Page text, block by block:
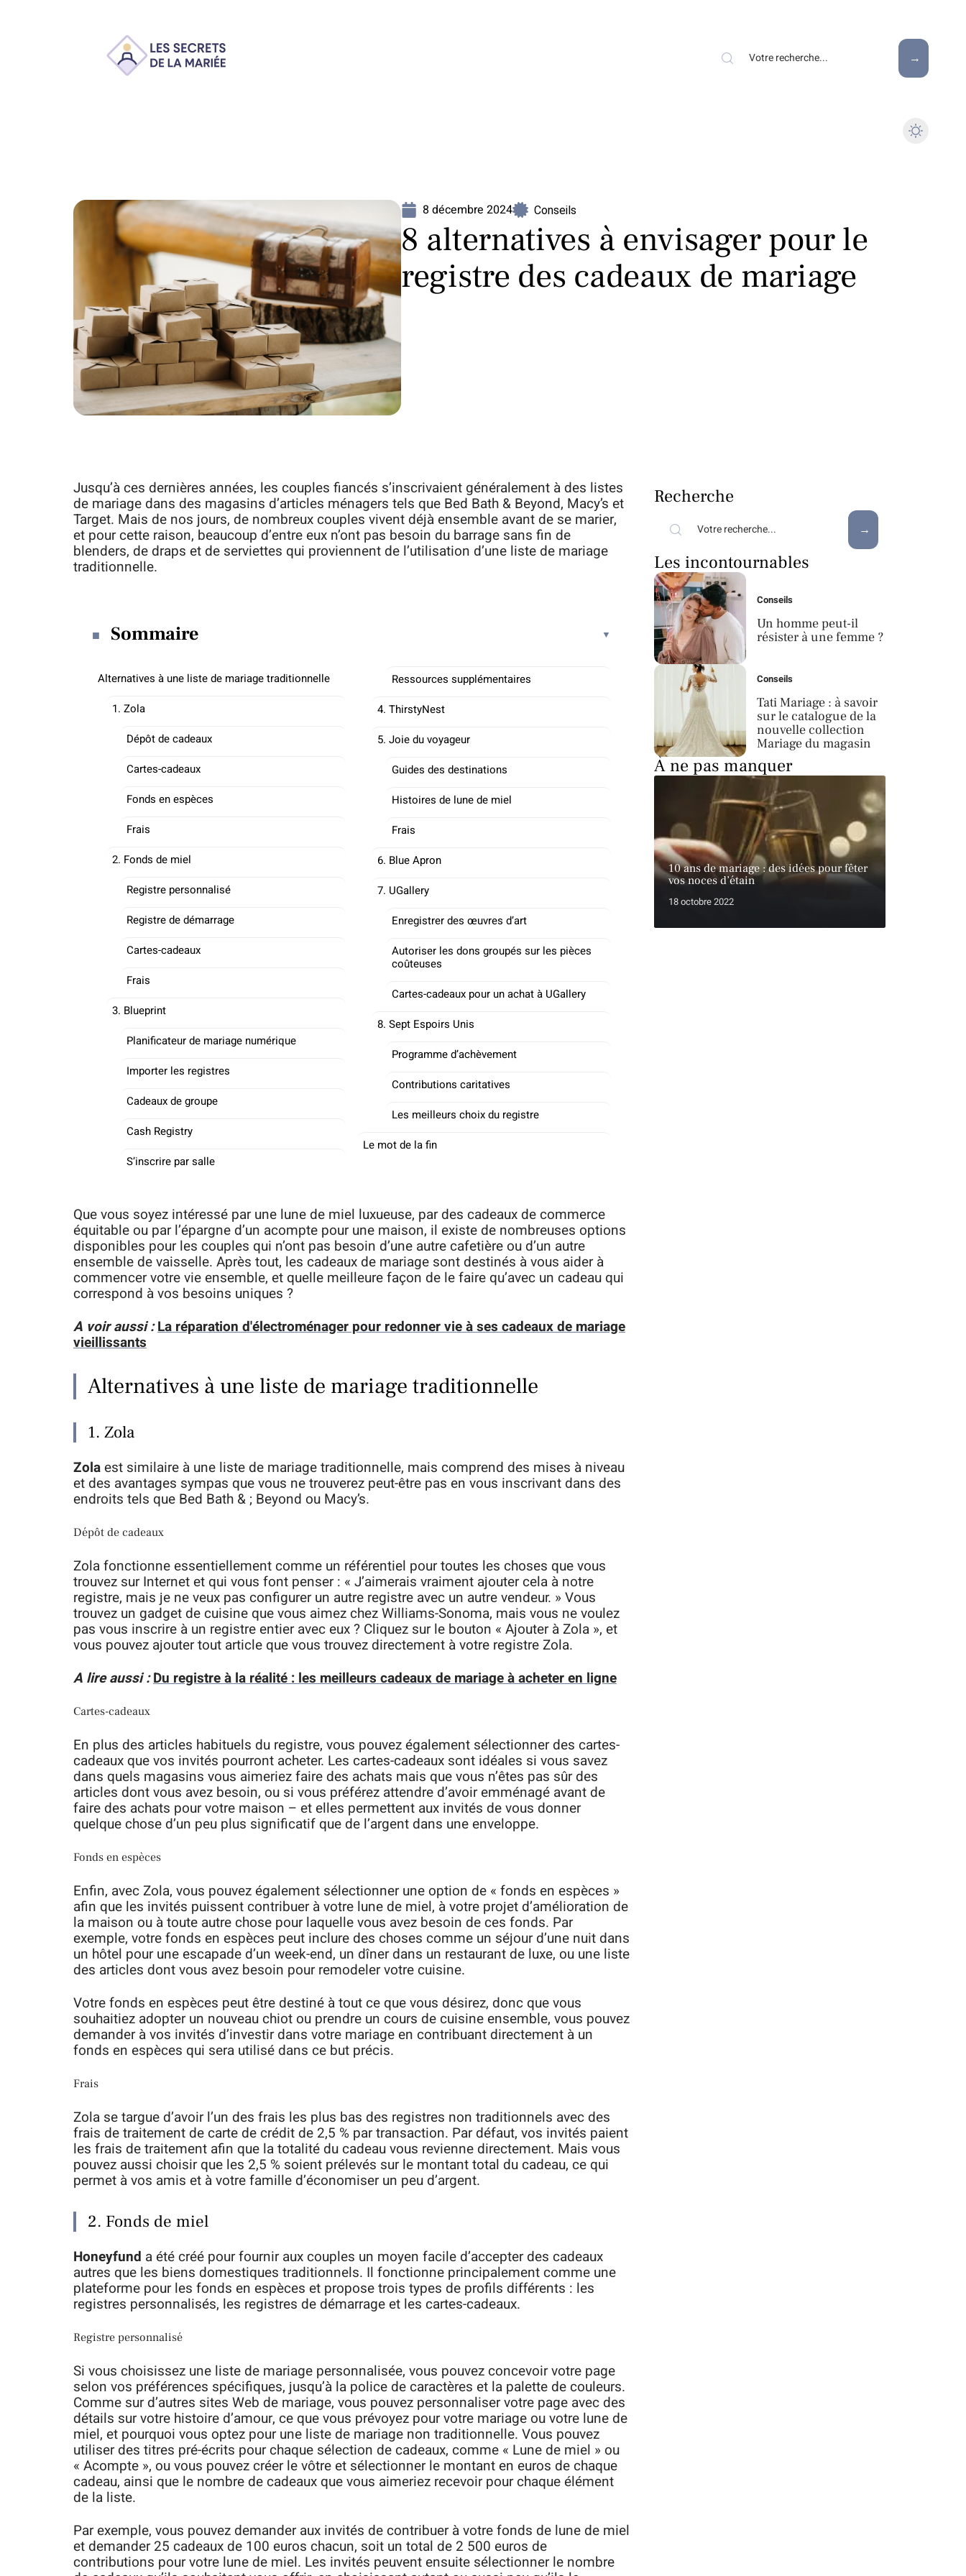
8 décembre 2024 Conseils
8 alternatives à envisager pour le
registre des cadeaux de mariage
Jusqu’à ces dernières années, les couples fiancés s’inscrivaient généralement à des listes
de mariage dans des magasins d’articles ménagers tels que Bed Bath & Beyond, Macy’s et
Target. Mais de nos jours, de nombreux couples vivent déjà ensemble avant de se marier,
et pour cette raison, beaucoup d’entre eux n’ont pas besoin du barrage sans fin de
blenders, de draps et de serviettes qui proviennent de l’utilisation d’une liste de mariage
traditionnelle.
Sommaire
Alternatives à une liste de mariage traditionnelle
1. Zola
Dépôt de cadeaux
Cartes-cadeaux
Fonds en espèces
Frais
2. Fonds de miel
Registre personnalisé
Registre de démarrage
Cartes-cadeaux
Frais
3. Blueprint
Planificateur de mariage numérique
Importer les registres
Cadeaux de groupe
Cash Registry
S’inscrire par salle
Ressources supplémentaires
4. ThirstyNest
5. Joie du voyageur
Guides des destinations
Histoires de lune de miel
Frais
6. Blue Apron
7. UGallery
Enregistrer des œuvres d’art
Autoriser les dons groupés sur les pièces
coûteuses
Cartes-cadeaux pour un achat à UGallery
8. Sept Espoirs Unis
Programme d’achèvement
Contributions caritatives
Les meilleurs choix du registre
Le mot de la fin
Que vous soyez intéressé par une lune de miel luxueuse, par des cadeaux de commerce
équitable ou par l’épargne d’un acompte pour une maison, il existe de nombreuses options
disponibles pour les couples qui n’ont pas besoin d’une autre cafetière ou d’un autre
ensemble de vaisselle. Après tout, les cadeaux de mariage sont destinés à vous aider à
commencer votre vie ensemble, et quelle meilleure façon de le faire qu’avec un cadeau qui
correspond à vos besoins uniques ?
A voir aussi :La réparation d'électroménager pour redonner vie à ses cadeaux de mariage
vieillissants
Alternatives à une liste de mariage traditionnelle
1. Zola
Zolaest similaire à une liste de mariage traditionnelle, mais comprend des mises à niveau
et des avantages sympas que vous ne trouverez peut-être pas en vous inscrivant dans des
endroits tels que Bed Bath & ; Beyond ou Macy’s.
Dépôt de cadeaux
Zola fonctionne essentiellement comme un référentiel pour toutes les choses que vous
trouvez sur Internet et qui vous font penser : « J’aimerais vraiment ajouter cela à notre
registre, mais je ne veux pas configurer un autre registre avec un autre vendeur. » Vous
trouvez un gadget de cuisine que vous aimez chez Williams-Sonoma, mais vous ne voulez
pas vous inscrire à un registre entier avec eux ? Cliquez sur le bouton « Ajouter à Zola », et
vous pouvez ajouter tout article que vous trouvez directement à votre registre Zola.
A lire aussi :Du registre à la réalité : les meilleurs cadeaux de mariage à acheter en ligne
Cartes-cadeaux
En plus des articles habituels du registre, vous pouvez également sélectionner des cartes-
cadeaux que vos invités pourront acheter. Les cartes-cadeaux sont idéales si vous savez
dans quels magasins vous aimeriez faire des achats mais que vous n’êtes pas sûr des
articles dont vous avez besoin, ou si vous préférez attendre d’avoir emménagé avant de
faire des achats pour votre maison – et elles permettent aux invités de vous donner
quelque chose d’un peu plus significatif que de l’argent dans une enveloppe.
Fonds en espèces
Enfin, avec Zola, vous pouvez également sélectionner une option de « fonds en espèces »
afin que les invités puissent contribuer à votre lune de miel, à votre projet d’amélioration de
la maison ou à toute autre chose pour laquelle vous avez besoin de ces fonds. Par
exemple, votre fonds en espèces peut inclure des choses comme un séjour d’une nuit dans
un hôtel pour une escapade d’un week-end, un dîner dans un restaurant de luxe, ou une liste
des articles dont vous avez besoin pour remodeler votre cuisine.
Votre fonds en espèces peut être destiné à tout ce que vous désirez, donc que vous
souhaitiez adopter un nouveau chiot ou prendre un cours de cuisine ensemble, vous pouvez
demander à vos invités d’investir dans votre mariage en contribuant directement à un
fonds en espèces qui sera utilisé dans ce but précis.
Frais
Zola se targue d’avoir l’un des frais les plus bas des registres non traditionnels avec des
frais de traitement de carte de crédit de 2,5 % par transaction. Par défaut, vos invités paient
les frais de traitement afin que la totalité du cadeau vous revienne directement. Mais vous
pouvez aussi choisir que les 2,5 % soient prélevés sur le montant total du cadeau, ce qui
permet à vos amis et à votre famille d’économiser un peu d’argent.
2. Fonds de miel
Honeyfund a été créé pour fournir aux couples un moyen facile d’accepter des cadeaux
autres que les biens domestiques traditionnels. Il fonctionne principalement comme une
plateforme pour les fonds en espèces et propose trois types de profils différents : les
registres personnalisés, les registres de démarrage et les cartes-cadeaux.
Registre personnalisé
Si vous choisissez une liste de mariage personnalisée, vous pouvez concevoir votre page
selon vos préférences spécifiques, jusqu’à la police de caractères et la palette de couleurs.
Comme sur d’autres sites Web de mariage, vous pouvez personnaliser votre page avec des
détails sur votre histoire d’amour, ce que vous prévoyez pour votre mariage ou votre lune de
miel, et pourquoi vous optez pour une liste de mariage non traditionnelle. Vous pouvez
utiliser des titres pré-écrits pour chaque sélection de cadeaux, comme « Lune de miel » ou
« Acompte », ou vous pouvez créer le vôtre et sélectionner le montant en euros de chaque
cadeau, ainsi que le nombre de cadeaux que vous aimeriez recevoir pour chaque élément
de la liste.
Par exemple, vous pouvez demander aux invités de contribuer à votre fonds de lune de miel
et demander 25 cadeaux de 100 euros chacun, soit un total de 2 500 euros de
contributions pour votre lune de miel. Les invités peuvent ensuite sélectionner le nombre
Recherche
Les incontournables
Conseils
Un homme peut-il
résister à une femme ?
Conseils
Tati Mariage : à savoir
sur le catalogue de la
nouvelle collection
Mariage du magasin
À ne pas manquer
10 ans de mariage : des idées pour fêter
vos noces d’étain
18 octobre 2022